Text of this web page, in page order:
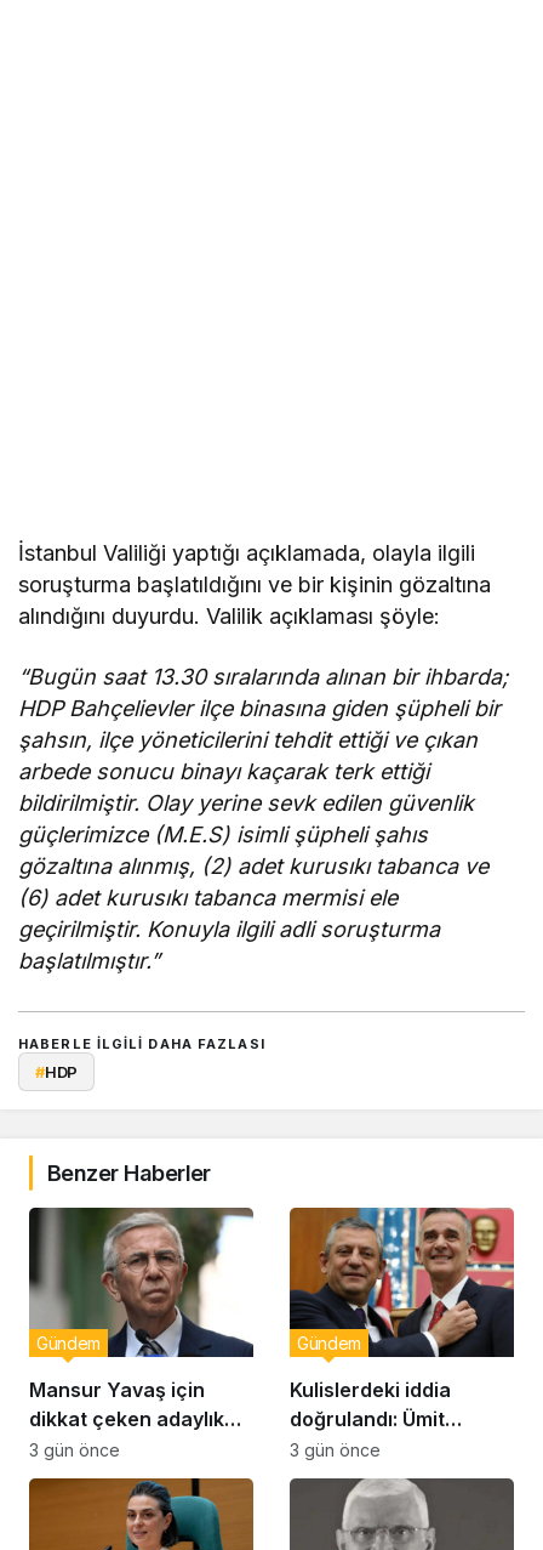
İstanbul Valiliği yaptığı açıklamada, olayla ilgili
soruşturma başlatıldığını ve bir kişinin gözaltına
alındığını duyurdu. Valilik açıklaması şöyle:
“Bugün saat 13.30 sıralarında alınan bir ihbarda;
HDP Bahçelievler ilçe binasına giden şüpheli bir
şahsın, ilçe yöneticilerini tehdit ettiği ve çıkan
arbede sonucu binayı kaçarak terk ettiği
bildirilmiştir. Olay yerine sevk edilen güvenlik
güçlerimizce (M.E.S) isimli şüpheli şahıs
gözaltına alınmış, (2) adet kurusıkı tabanca ve
(6) adet kurusıkı tabanca mermisi ele
geçirilmiştir. Konuyla ilgili adli soruşturma
başlatılmıştır.”
HABERLE ILGILI DAHA FAZLASI
#HDP
Benzer Haberler
Mansur Yavaş için
dikkat çeken adaylık
çıkışı
Gündem
3 gün önce
Kulislerdeki iddia
doğrulandı: Ümit
Dikbayır AKP’ye mi
geçiyor!
Gündem
3 gün önce